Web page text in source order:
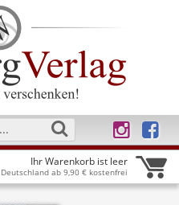
Ihr Warenkorb ist leer
ab 9,90 € kostenfrei